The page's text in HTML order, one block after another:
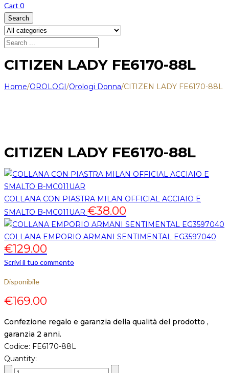
Cart 0
Search
CITIZEN LADY FE6170-88L
Home/OROLOGI/Orologi Donna/CITIZEN LADY FE6170-88L
CITIZEN LADY FE6170-88L
COLLANA CON PIASTRA MILAN OFFICIAL ACCIAIO E
SMALTO B-MC011UAR €38.00
COLLANA EMPORIO ARMANI SENTIMENTAL EG3597040
€129.00
Scrivi il tuo commento
Disponibile
€169.00
Confezione regalo e garanzia della qualità del prodotto ,
garanzia 2 anni.
Codice: FE6170-88L
Quantity: